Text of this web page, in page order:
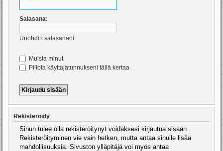
Salasana:
Unohdin salasanani
Muista minut
Piilota käyttäjätunnukseni tällä kertaa
Rekisteröidy
Sinun tulee olla rekisteröitynyt voidaksesi kirjautua sisään.
Rekisteröityminen vie vain hetken, mutta antaa sinulle lisää
mahdollisuuksia. Sivuston ylläpitäjä voi myös antaa